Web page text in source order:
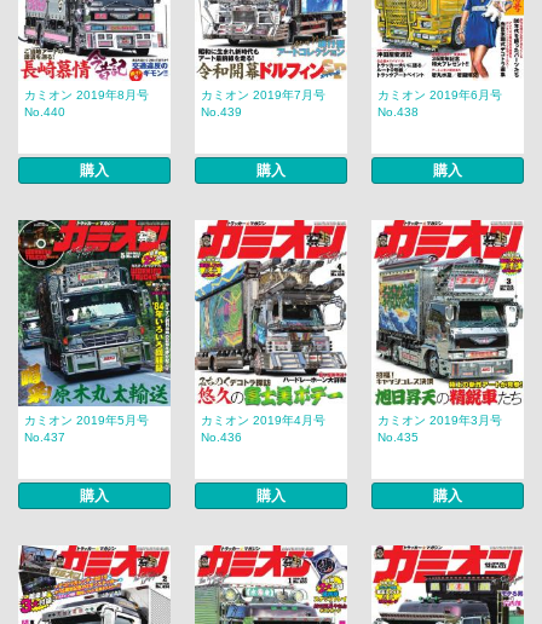
カミオン 2019年8月号
No.440
購入
カミオン 2019年7月号
No.439
購入
カミオン 2019年6月号
No.438
購入
カミオン 2019年5月号
No.437
購入
カミオン 2019年4月号
No.436
購入
カミオン 2019年3月号
No.435
購入